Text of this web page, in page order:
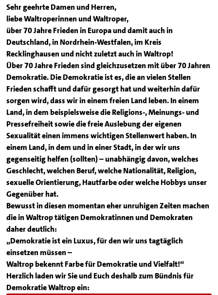
Sehr geehrte Damen und Herren,
liebe Waltroperinnen und Waltroper,
über 70 Jahre Frieden in Europa und damit auch in
Deutschland, in Nordrhein-Westfalen, im Kreis
Recklinghausen und nicht zuletzt auch in Waltrop!
Über 70 Jahre Frieden sind gleichzusetzen mit über 70 Jahren
Demokratie. Die Demokratie ist es, die an vielen Stellen
Frieden schafft und dafür gesorgt hat und weiterhin dafür
sorgen wird, dass wir in einem freien Land leben. In einem
Land, in dem beispielsweise die Religions-, Meinungs- und
Pressefreiheit sowie die freie Auslebung der eigenen
Sexualität einen immens wichtigen Stellenwert haben. In
einem Land, in dem und in einer Stadt, in der wir uns
gegenseitig helfen (sollten) – unabhängig davon, welches
Geschlecht, welchen Beruf, welche Nationalität, Religion,
sexuelle Orientierung, Hautfarbe oder welche Hobbys unser
Gegenüber hat.
Bewusst in diesen momentan eher unruhigen Zeiten machen
die in Waltrop tätigen Demokratinnen und Demokraten
daher deutlich:
„Demokratie ist ein Luxus, für den wir uns tagtäglich
einsetzen müssen –
Waltrop bekennt Farbe für Demokratie und Vielfalt!“
Herzlich laden wir Sie und Euch deshalb zum Bündnis für
Demokratie Waltrop ein: